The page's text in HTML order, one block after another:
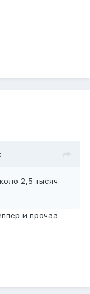
2,5 тысяч
и прочаа